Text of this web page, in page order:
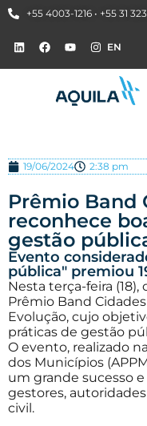
+55 4003-1216 • +55 31
EN
19/06/2024 2:38 pm
Prêmio Band
reconhece
gestão
Evento
pública" premiou
Nesta terça-feira
Prêmio Band
Evolução, cujo
práticas de gestão
O evento, realizado
dos Municípios
um grande sucesso
gestores,
civil.